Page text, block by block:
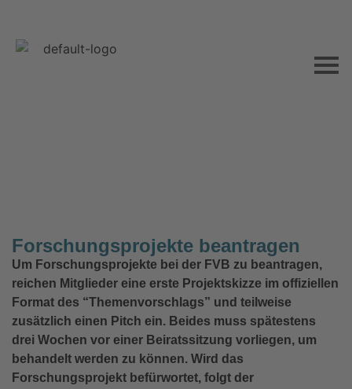
Forschungsprojekte beantragen
Um Forschungsprojekte bei der FVB zu beantragen,
reichen Mitglieder eine erste Projektskizze im offiziellen
Format des “Themenvorschlags” und teilweise
zusätzlich einen Pitch ein. Beides muss spätestens
drei Wochen vor einer Beiratssitzung vorliegen, um
behandelt werden zu können. Wird das
Forschungsprojekt befürwortet, folgt der